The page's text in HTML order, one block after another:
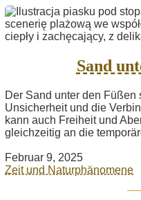
Sand
Der Sand unter den
Unsicherheit und die
kann auch Freiheit und
gleichzeitig an die
Februar 9, 2025
Zeit und Naturphänomene